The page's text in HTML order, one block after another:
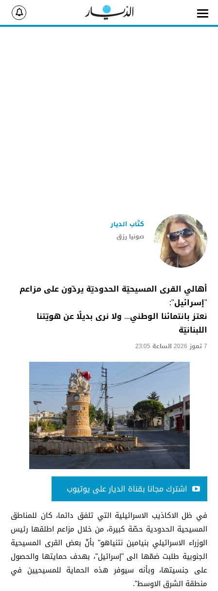
صونيا رزق
كتّاب الديار
أهالي القرى المسيحيّة الحدوديّة يردّون على مزاعم
"إسرائيل":
نعتز بانتمائنا الوطني... ولا نرى بديلًا عن هويّتنا
اللبنانيّة
7 تموز 2026 الساعة 23:05
اشترك مجانا بقناة الديار على يوتيوب
في ظل الاكاذيب الاسرائيلية التي تلفق دائما، كان للمناطق
المسيحية الحدودية حصّة كبيرة، من خلال مزاعم اطلقها رئيس
الوزراء الاسرائيلي بنيامين نتنياهو" بأنّ بعض القرى المسيحية
الجنوبية طلبت ضمّها الى "إسرائيل"، بهدف حمايتها والحصول
على جنسيتها، وبأنه سيوفر هذه الحماية للمسيحيين في
منطقة الشرق الاوسط".